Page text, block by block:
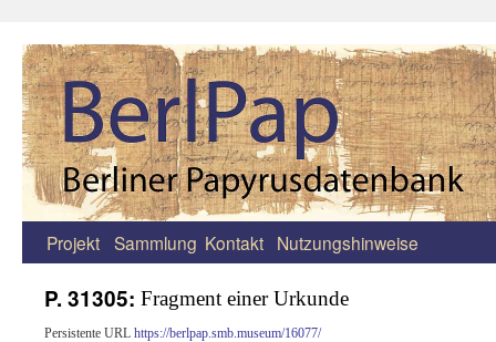
Zum
springen
Projekt Sammlung Kontakt Nutzungshinweise
P. 31305: Fragment einer Urkunde
Persistente URL https://berlpap.smb.museum/16077/